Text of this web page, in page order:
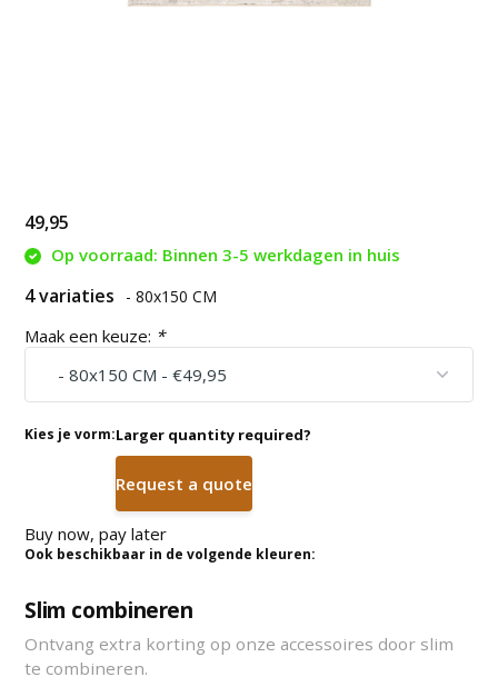
49,95
Op voorraad: Binnen 3-5 werkdagen in huis
4 variaties - 80x150 CM
Maak een keuze: *
Kies je vorm:Larger quantity required?
Request a quote
Buy now, pay later
Ook beschikbaar in de volgende kleuren:
Slim combineren
Ontvang extra korting op onze accessoires door slim
te combineren.